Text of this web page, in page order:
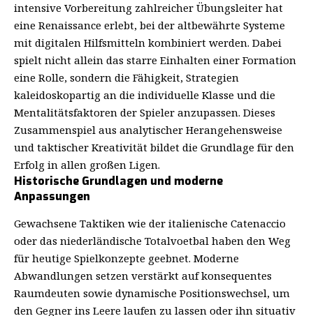
intensive Vorbereitung zahlreicher Übungsleiter hat
eine Renaissance erlebt, bei der altbewährte Systeme
mit digitalen Hilfsmitteln kombiniert werden. Dabei
spielt nicht allein das starre Einhalten einer Formation
eine Rolle, sondern die Fähigkeit, Strategien
kaleidoskopartig an die individuelle Klasse und die
Mentalitätsfaktoren der Spieler anzupassen. Dieses
Zusammenspiel aus analytischer Herangehensweise
und taktischer Kreativität bildet die Grundlage für den
Erfolg in allen großen Ligen.
Historische Grundlagen und moderne
Anpassungen
Gewachsene Taktiken wie der italienische Catenaccio
oder das niederländische Totalvoetbal haben den Weg
für heutige Spielkonzepte geebnet. Moderne
Abwandlungen setzen verstärkt auf konsequentes
Raumdeuten sowie dynamische Positionswechsel, um
den Gegner ins Leere laufen zu lassen oder ihn situativ